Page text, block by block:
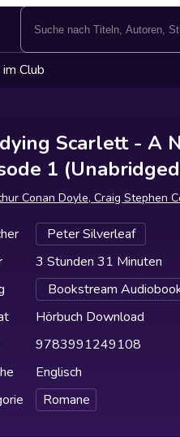
Club
Scarlett - A
1
Conan Doyle, Craig Stephen
Peter Silverleaf
3 Stunden 31 Minuten
Bookstream
Hörbuch Download
9783991249108
Englisch
Romane